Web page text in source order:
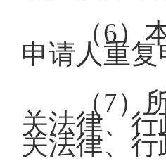
（6
申请人重
（7
关法律、
关法律、